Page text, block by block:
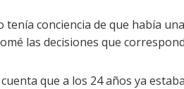
tenía conciencia de que había
las decisiones que
que a los 24 años ya